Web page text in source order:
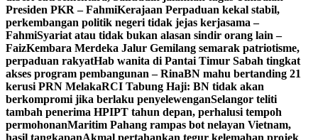
Presiden PKR – FahmiKerajaan Perpaduan kekal stabil,
perkembangan politik negeri tidak jejas kerjasama –
FahmiSyariat atau tidak bukan alasan sindir orang lain –
FaizKembara Merdeka Jalur Gemilang semarak patriotisme,
perpaduan rakyatHab wanita di Pantai Timur Sabah tingkat
akses program pembangunan – RinaBN mahu bertanding 21
kerusi PRN MelakaRCI Tabung Haji: BN tidak akan
berkompromi jika berlaku penyelewenganSelangor teliti
tambah penerima HPIPT tahun depan, perhalusi tempoh
permohonanMaritim Pahang rampas bot nelayan Vietnam,